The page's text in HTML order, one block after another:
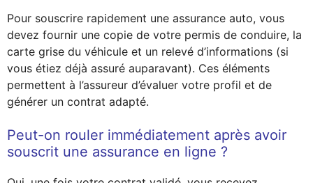
Pour souscrire rapidement une assurance auto, vous
devez fournir une copie de votre permis de conduire, la
carte grise du véhicule et un relevé d’informations (si
vous étiez déjà assuré auparavant). Ces éléments
permettent à l’assureur d’évaluer votre profil et de
générer un contrat adapté.
Peut-on rouler immédiatement après avoir
souscrit une assurance en ligne ?